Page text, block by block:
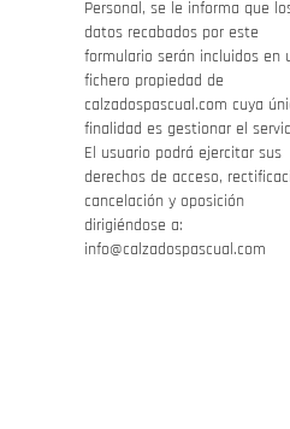
Personal, se le informa que
datos recabados por este
formulario serán incluidos en
fichero propiedad de
calzadospascual.com cuya
finalidad es gestionar el
El usuario podrá ejercitar sus
derechos de acceso,
cancelación y oposición
dirigiéndose a:
info@calzadospascual.com